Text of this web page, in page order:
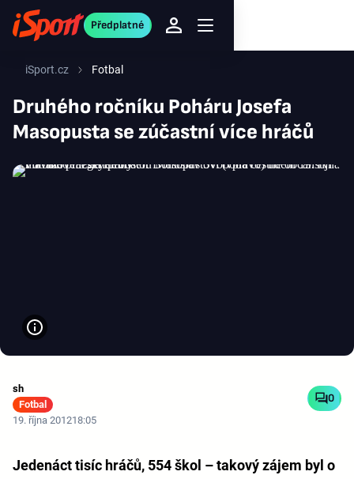
Předplatné
iSport.cz Fotbal
Druhého ročníku Poháru Josefa
Masopusta se zúčastní více hráčů
sh
Fotbal
19. října 201218:05
0
Jedenáct tisíc hráčů, 554 škol – takový zájem byl o